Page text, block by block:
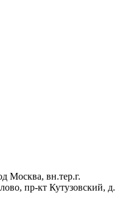
Москва, вн.тер.г.
пр-кт Кутузовский, д.